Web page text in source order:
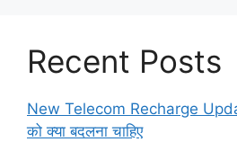
Recent Posts
New Telecom Recharge
को क्या बदलना चाहिए